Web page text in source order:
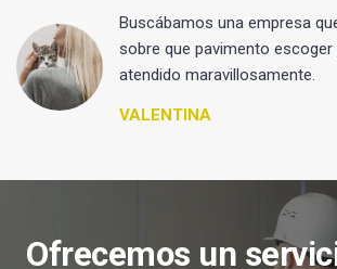
Buscábamos una empresa
sobre que pavimento escoger
atendido maravillosamente.
VALENTINA
Ofrecemos un